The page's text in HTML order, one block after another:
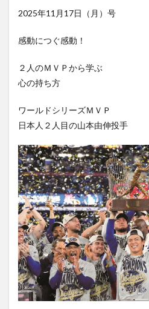
2025年11月17日（月）号
感動につぐ感動！
２人のＭＶＰから学ぶ
心の持ち方
ワールドシリーズＭＶＰ
日本人２人目の山本由伸投手